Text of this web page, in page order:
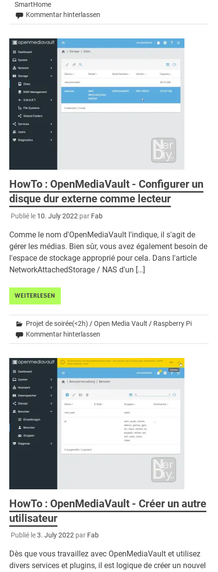
SmartHome
Kommentar hinterlassen
HowTo : OpenMediaVault - Configurer un
disque dur externe comme lecteur
Publié le 10. July 2022 par Fab
Comme le nom d'OpenMediaVault l'indique, il s'agit de
gérer les médias. Bien sûr, vous avez également besoin de
l'espace de stockage approprié pour cela. Dans l'article
NetworkAttachedStorage / NAS d'un […]
WEITERLESEN
Projet de soirée(<2h) /Open Media Vault / Raspberry Pi
Kommentar hinterlassen
HowTo : OpenMediaVault - Créer un autre
utilisateur
Publié le3. July 2022par Fab
Dès que vous travaillez avec OpenMediaVault et utilisez
divers services et plugins, il est logique de créer un nouvel